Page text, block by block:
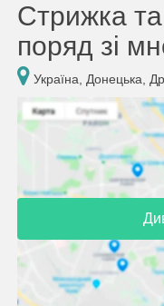
Стрижка
поряд зі
Україна, Донецька,